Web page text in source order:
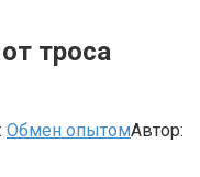
троса
Обмен опытомАвтор: